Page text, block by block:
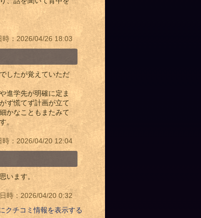
時：2026/04/26 18:03
したが覚えていただ
進学先が明確に定ま
ず慌てず計画が立て
かなこともまたみて
。
時：2026/04/20 12:04
います。
時：2026/04/20 0:32
クチコミ情報を表示する